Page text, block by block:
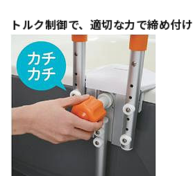
トルク制御で、適切な力で締め付け